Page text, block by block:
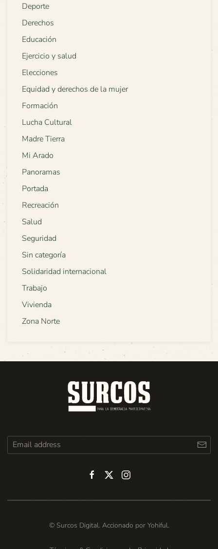
Deporte
Derechos
Educación
Ejercicio y salud
Elecciones
Equidad y derechos de la mujer
Formación
Lucha Cultural
Madre Tierra
Mi Arado
Panoramas
Portada
Recreación
Salud
Seguridad
Sin categoría
Solidaridad internacional
Trabajo
Vivienda
Zona Norte
© Surcos Digital. Accionado por Yohiful.